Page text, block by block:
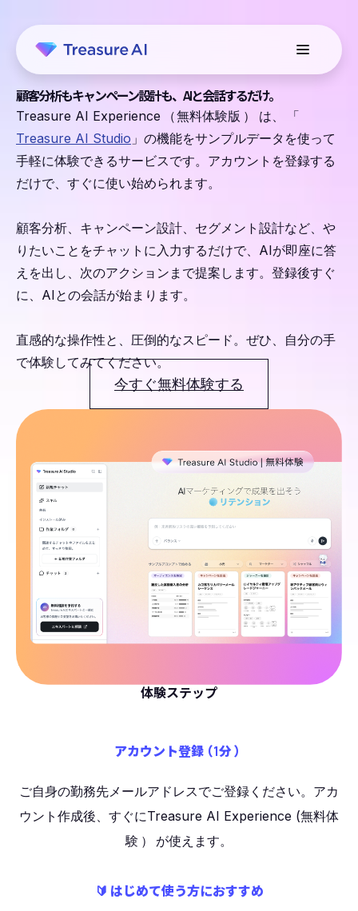
顧客分析もキャンペーン設計も、AIと会話するだけ。
Treasure AI Experience （無料体験版 ） は、
「
Treasure AI Studio 」の機能をサンプルデータを使って
手軽に体験できるサービスです。アカウントを登録する
だけで、すぐに使い始められます。
顧客分析、キャンペーン設計、セグメント設計など、や
りたいことをチャットに入力するだけで、AIが即座に答
えを出し、次のアクションまで提案します。登録後すぐ
に、AIとの会話が始まります。
直感的な操作性と、圧倒的なスピード。ぜひ、自分の手
で体験してみてください。
今すぐ無料体験する
体験ステップ
アカウント登録 （1分）
ご自身の勤務先メールアドレスでご登録ください。アカ
ウント作成後、すぐにTreasure AI Experience (無料体
験 ） が使えます。
🔰 はじめて使う方におすすめ